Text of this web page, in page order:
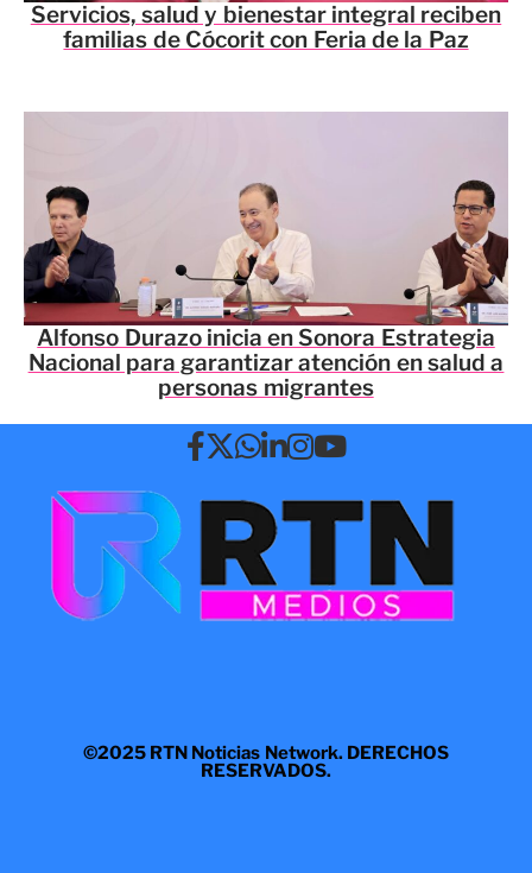
Servicios, salud y bienestar integral reciben
familias de Cócorit con Feria de la Paz
Alfonso Durazo inicia en Sonora Estrategia
Nacional para garantizar atención en salud a
personas migrantes
©2025 RTN Noticias Network. DERECHOS
RESERVADOS.